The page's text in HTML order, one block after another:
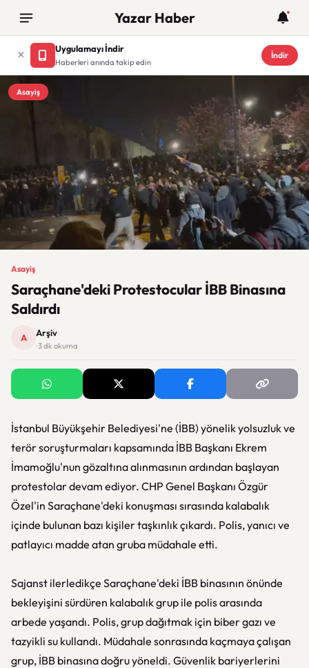
Yazar Haber
Uygulamayı İndir
Haberleri anında takip edin
İndir
Asayiş
Asayiş
Saraçhane'deki Protestocular İBB Binasına
Saldırdı
A Arşiv
· 3 dk okuma
İstanbul Büyükşehir Belediyesi'ne (İBB) yönelik yolsuzluk ve
terör soruşturmaları kapsamında İBB Başkanı Ekrem
İmamoğlu'nun gözaltına alınmasının ardından başlayan
protestolar devam ediyor. CHP Genel Başkanı Özgür
Özel'in Saraçhane'deki konuşması sırasında kalabalık
içinde bulunan bazı kişiler taşkınlık çıkardı. Polis, yanıcı ve
patlayıcı madde atan gruba müdahale etti.
Sajanst ilerledikçe Saraçhane'deki İBB binasının önünde
bekleyişini sürdüren kalabalık grup ile polis arasında
arbede yaşandı. Polis, grup dağıtmak için biber gazı ve
tazyikli su kullandı. Müdahale sonrasında kaçmaya çalışan
grup, İBB binasına doğru yöneldi. Güvenlik bariyerlerini